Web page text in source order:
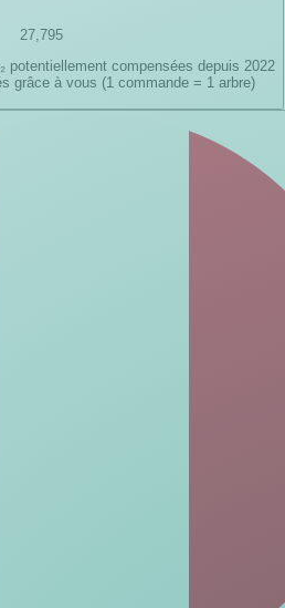
27,795
potentiellement compensées depuis 2022
grâce à vous (1 commande = 1 arbre)